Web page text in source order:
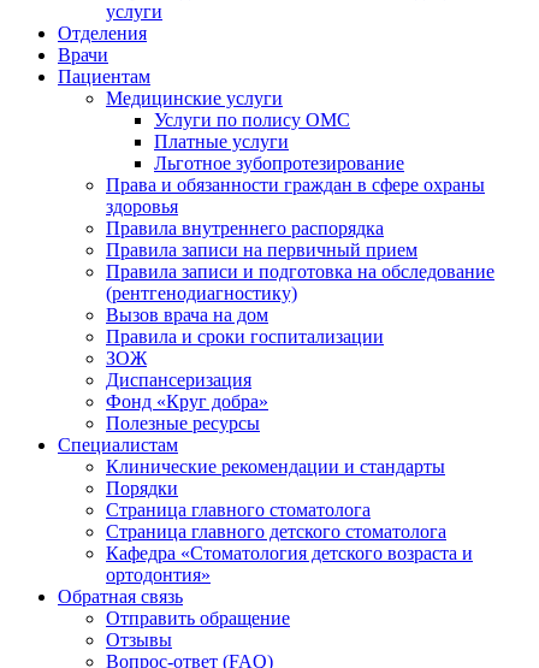
услуги
Отделения
Врачи
Пациентам
Медицинские услуги
Услуги по полису ОМС
Платные услуги
Льготное зубопротезирование
Права и обязанности граждан в сфере охраны
здоровья
Правила внутреннего распорядка
Правила записи на первичный прием
Правила записи и подготовка на обследование
(рентгенодиагностику)
Вызов врача на дом
Правила и сроки госпитализации
ЗОЖ
Диспансеризация
Фонд «Круг добра»
Полезные ресурсы
Специалистам
Клинические рекомендации и стандарты
Порядки
Страница главного стоматолога
Страница главного детского стоматолога
Кафедра «Стоматология детского возраста и
ортодонтия»
Обратная связь
Отправить обращение
Отзывы
Вопрос-ответ (FAQ)